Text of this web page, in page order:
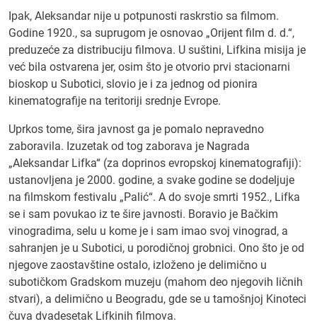
Ipak, Aleksandar nije u potpunosti raskrstio sa filmom.
Godine 1920., sa suprugom je osnovao „Orijent film d. d.“,
preduzeće za distribuciju filmova. U suštini, Lifkina misija je
već bila ostvarena jer, osim što je otvorio prvi stacionarni
bioskop u Subotici, slovio je i za jednog od pionira
kinematografije na teritoriji srednje Evrope.
Uprkos tome, šira javnost ga je pomalo nepravedno
zaboravila. Izuzetak od tog zaborava je Nagrada
„Aleksandar Lifka“ (za doprinos evropskoj kinematografiji):
ustanovljena je 2000. godine, a svake godine se dodeljuje
na filmskom festivalu „Palić“. A do svoje smrti 1952., Lifka
se i sam povukao iz te šire javnosti. Boravio je Bačkim
vinogradima, selu u kome je i sam imao svoj vinograd, a
sahranjen je u Subotici, u porodičnoj grobnici. Ono što je od
njegove zaostavštine ostalo, izloženo je delimično u
subotičkom Gradskom muzeju (mahom deo njegovih ličnih
stvari), a delimično u Beogradu, gde se u tamošnjoj Kinoteci
čuva dvadesetak Lifkinih filmova.